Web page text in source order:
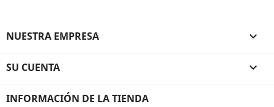
NUESTRA EMPRESA 
SU CUENTA 
INFORMACIÓN DE LA TIENDA